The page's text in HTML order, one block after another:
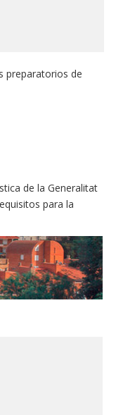
preparatorios de
de la Generalitat
para la